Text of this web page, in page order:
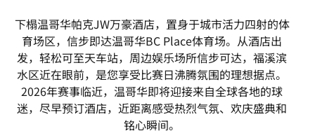
下榻温哥华帕克JW万豪酒店，置身于城市活力四射的体
育场区，信步即达温哥华BC Place体育场。从酒店出
发，轻松可至天车站，周边娱乐场所信步可达，福溪滨
水区近在眼前，是您享受比赛日沸腾氛围的理想据点。
2026年赛事临近，温哥华即将迎接来自全球各地的球
迷，尽早预订酒店，近距离感受热烈气氛、欢庆盛典和
铭心瞬间。